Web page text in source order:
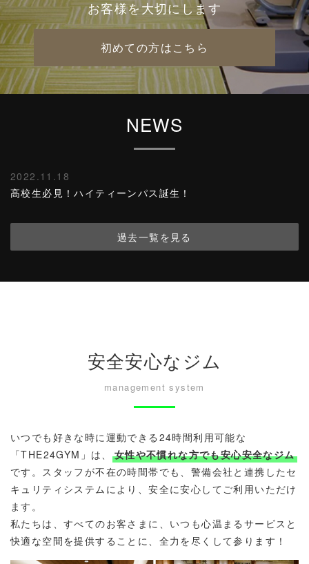
お客様を大切にします
初めての方はこちら
NEWS
2022.11.18
高校生必見！ハイティーンパス誕生！
過去一覧を見る
安全安心なジム
management system
いつでも好きな時に運動できる24時間利用可能な
「THE24GYM」は、
女性や不慣れな方でも安心安全なジム
です。スタッフが不在の時間帯でも、警備会社と連携したセ
キュリティシステムにより、安全に安心してご利用いただけ
ます。
私たちは、すべてのお客さまに、いつも心温まるサービスと
快適な空間を提供することに、全力を尽くして参ります！